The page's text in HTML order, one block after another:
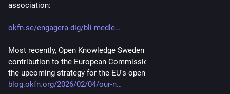
association:
okfn.se/engagera-dig/bli-medle
Most recently, Open Knowledge Sweden has submitted a
contribution to the European Commission on the design of
the upcoming strategy for the EU's open digital ecosystem:
blog.okfn.org/2026/02/04/our-n